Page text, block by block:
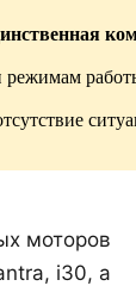
режимам
моторов
i30, а